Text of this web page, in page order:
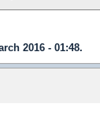
2016 - 01:48.